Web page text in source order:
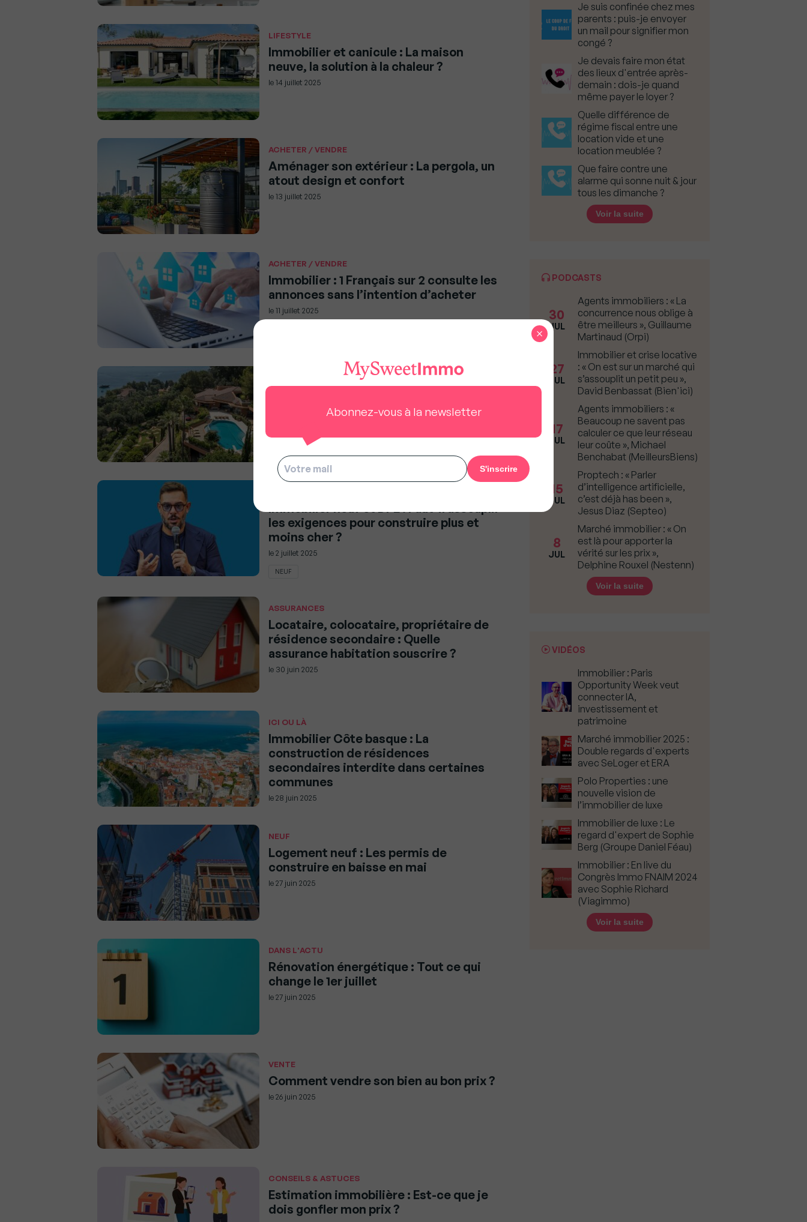
LIFESTYLE
Immobilier et canicule : La maison
neuve, la solution à la chaleur ?
le14 juillet 2025
ACHETER / VENDRE
Aménager son extérieur : La pergola, un
atout design et confort
le13 juillet 2025
ACHETER / VENDRE
Immobilier : 1 Français sur 2 consulte les
annonces sans l’intention d’acheter
le11 juillet 2025
d’exception à louer à partir de 130 000
le5 juillet 2025
Immobilier neuf et DPE : Faut-il assouplir
les exigences pour construire plus et
moins cher ?
le2 juillet 2025
NEUF
ASSURANCES
Locataire, colocataire, propriétaire de
résidence secondaire : Quelle
assurance habitation souscrire ?
le 30 juin 2025
ICI OU LÀ
Immobilier Côte basque : La
construction de résidences
secondaires interdite dans certaines
communes
le28 juin 2025
NEUF
Logement neuf : Les permis de
construire en baisse en mai
le27 juin 2025
DANS L'ACTU
Rénovation énergétique : Tout ce qui
change le 1er juillet
le27 juin 2025
VENTE
Comment vendre son bien au bon prix ?
le26 juin 2025
CONSEILS & ASTUCES
Estimation immobilière : Est-ce que je
dois gonfler mon prix ?
Je suis confinée chez mes
parents : puis-je envoyer
un mail pour signifier mon
congé ?
Je devais faire mon état
des lieux d'entrée après-
demain : dois-je quand
même payer le loyer ?
Quelle différence de
régime fiscal entre une
location vide et une
location meublée ?
Que faire contre une
alarme qui sonne nuit & jour
tous les dimanche ?
Voir la suite
PODCASTS
30
JUL
Agents immobiliers : « La
concurrence nous oblige à
être meilleurs », Guillaume
Martinaud (Orpi)
27
JUL
Immobilier et crise locative
: « On est sur un marché qui
s’assouplit un petit peu »,
David Benbassat (Bien'ici)
17
JUL
Agents immobiliers : «
Beaucoup ne savent pas
calculer ce que leur réseau
leur coûte », Michael
Benchabat (MeilleursBiens)
15
JUL
Proptech : « Parler
d’intelligence artificielle,
c’est déjà has been »,
Jesus Diaz (Septeo)
8
JUL
Marché immobilier : « On
est là pour apporter la
vérité sur les prix »,
Delphine Rouxel (Nestenn)
Voir la suite
VIDÉOS
Immobilier : Paris
Opportunity Week veut
connecter IA,
investissement et
patrimoine
Marché immobilier 2025 :
Double regards d'experts
avec SeLoger et ERA
Polo Properties : une
nouvelle vision de
l’immobilier de luxe
Immobilier de luxe : Le
regard d'expert de Sophie
Berg (Groupe Daniel Féau)
Immobilier : En live du
Congrès Immo FNAIM 2024
avec Sophie Richard
(Viagimmo)
Voir la suite
Abonnez-vous à la newsletter
×